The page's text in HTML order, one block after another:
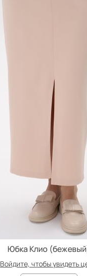
Юбка Клио
Войдите, чтобы увидеть